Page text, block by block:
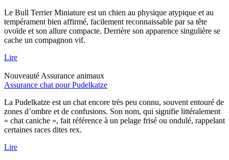
Le Bull Terrier Miniature est un chien au physique atypique et au
tempérament bien affirmé, facilement reconnaissable par sa tête
ovoïde et son allure compacte. Derrière son apparence singulière se
cache un compagnon vif.
Lire
Nouveauté Assurance animaux
Assurance chat pour Pudelkatze
La Pudelkatze est un chat encore très peu connu, souvent entouré de
zones d’ombre et de confusions. Son nom, qui signifie littéralement
« chat caniche », fait référence à un pelage frisé ou ondulé, rappelant
certaines races dites rex.
Lire